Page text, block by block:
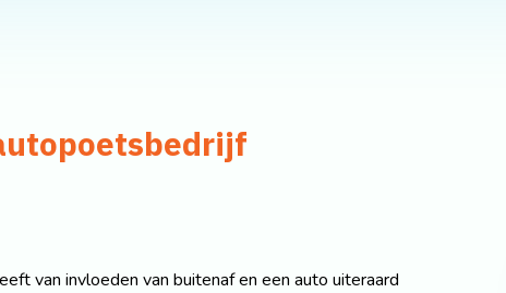
van invloeden van buitenaf en een auto uiteraard